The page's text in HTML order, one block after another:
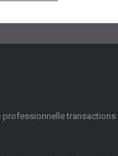
professionnelle